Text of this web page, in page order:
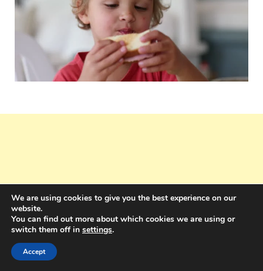
We are using cookies to give you the best experience on our
website.
You can find out more about which cookies we are using or
switch them off in settings.
Accept